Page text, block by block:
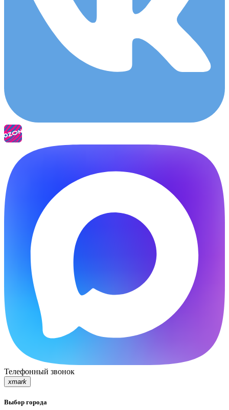
Телефонный звонок
xmark
Выбор города